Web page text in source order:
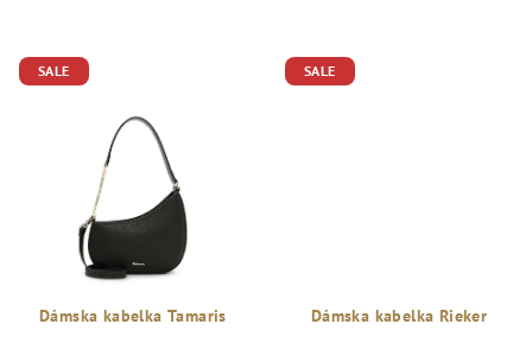
SALE
Dámska kabelka Tamaris
SALE
Dámska kabelka Rieker